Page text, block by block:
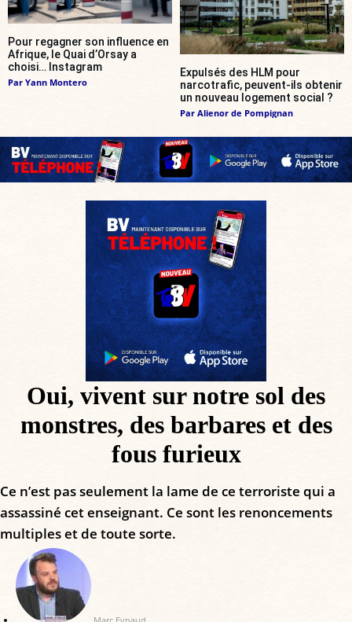
Pour regagner son influence en
Afrique, le Quai d’Orsay a
choisi… Instagram
Par Yann Montero
Expulsés des HLM pour
narcotrafic, peuvent-ils obtenir
un nouveau logement social ?
Par Alienor de Pompignan
Oui, vivent sur notre sol des
monstres, des barbares et des
fous furieux
Ce n’est pas seulement la lame de ce terroriste qui a
assassiné cet enseignant. Ce sont les renoncements
multiples et de toute sorte.